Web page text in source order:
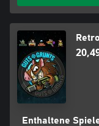
Enthaltene